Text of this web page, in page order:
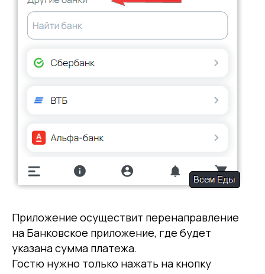
Приложение осуществит перенаправление
на Банковское приложение, где будет
указана сумма платежа.
Гостю нужно только нажать на кнопку